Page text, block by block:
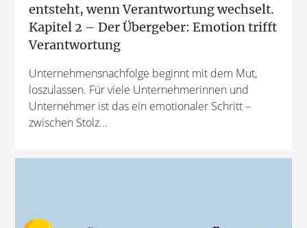
entsteht, wenn Verantwortung wechselt.
Kapitel 2 – Der Übergeber: Emotion trifft
Verantwortung
Unternehmensnachfolge beginnt mit dem Mut,
loszulassen. Für viele Unternehmerinnen und
Unternehmer ist das ein emotionaler Schritt –
zwischen Stolz...